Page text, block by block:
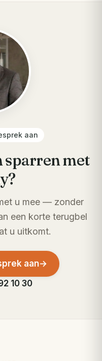
aan
sparren met
u mee — zonder
een korte terugbel
u uitkomt.
aan→
10 30